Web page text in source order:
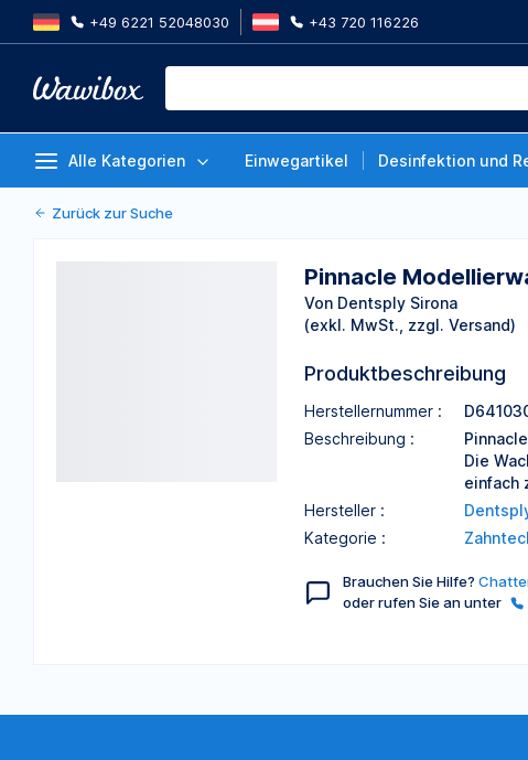
+49 6221 52048030 +43 720 116226
Alle Kategorien Einwegartikel Desinfektion und
Von Dentsply Sirona
Zurück zur Suche
Pinnacle
Von Dentsply Sirona
(exkl. MwSt., zzgl. Versand)
Produktbeschreibung
Herstellernummer :
Beschreibung :
Die
einfach
Hersteller :
Kategorie :
Brauchen Sie Hilfe?
oder rufen Sie an unter